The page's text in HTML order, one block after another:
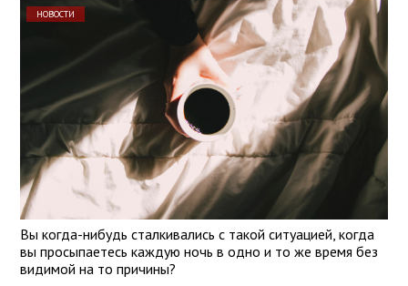
НОВОСТИ
Вы когда-нибудь сталкивались с такой ситуацией, когда
вы просыпаетесь каждую ночь в одно и то же время без
видимой на то причины?